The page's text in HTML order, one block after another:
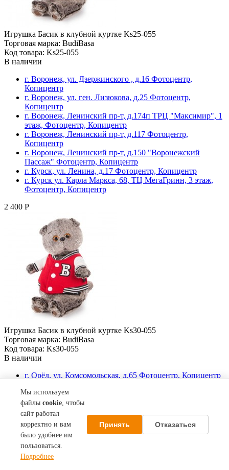
Игрушка Басик в клубной куртке Ks25-055
Торговая марка: BudiBasa
Код товара: Ks25-055
В наличии
г. Воронеж, ул. Дзержинского , д.16 Фотоцентр,
Копицентр
г. Воронеж, ул. ген. Лизюкова, д.25 Фотоцентр,
Копицентр
г. Воронеж, Ленинский пр-т, д.174п ТРЦ "Максимир", 1
этаж, Фотоцентр, Копицентр
г. Воронеж, Ленинский пр-т, д.117 Фотоцентр,
Копицентр
г. Воронеж, Ленинский пр-т, д.150 "Воронежский
Пассаж" Фотоцентр, Копицентр
г. Курск, ул. Ленина, д.17 Фотоцентр, Копицентр
г. Курск ул. Карла Маркса, 68, ТЦ МегаГринн, 3 этаж,
Фотоцентр, Копицентр
2 400 Р
Игрушка Басик в клубной куртке Ks30-055
Торговая марка: BudiBasa
Код товара: Ks30-055
В наличии
г. Орёл, ул. Комсомольская, д.65 Фотоцентр, Копицентр
3 200 РМы используем
файлы cookie, чтобы
сайт работал
корректно и вам
было удобнее им
пользоваться.
Подробнее
Принять Отказаться